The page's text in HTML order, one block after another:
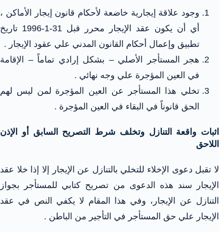
وجود علاقة إيجارية خاضعة لأحكام قانون إيجار الأماكن ،
أي أن يكون عقد الإيجار محرر قبل 31-1-1996 تاريخ
تطبيق وإعمال أحكام القانون المدني علي عقود الإيجار .
هجر المستأجر الأصلي – بشكل إرادي تماماً – الإقامة
في العين المؤجرة علي وجه نهائي .
تخلي هذا المستأجر عن العين المؤجرة لمن ليس لهم
الحق قانوناً في البقاء في العين المؤجرة .
اثبات واقعة التنازل وتخلف شرط التصريح السابق أو الإذن
اللاحق
لا تقبل دعوى الإخلاء للتخلي بالتنازل عن الإيجار إلا إذا خلا عقد
الإيجار سند هذه الدعوى من تصريح كتابي للمستأجر بجواز
التنازل عن الإيجار، وفي هذا المقام لا يكفي النص في عقد
الإيجار علي حق المستأجر في التأجير من الباطن .